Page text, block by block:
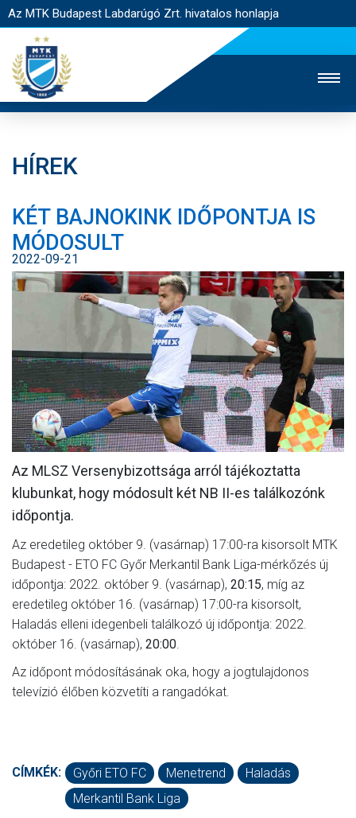
Az MTK Budapest Labdarúgó Zrt. hivatalos honlapja
JEGYÉRTÉKESÍTÉS
WEBSHOP
STADION
NYITÓLAP
HÍREK
CSAPATOK
MÉRKŐZÉSEK
KLUB
GALÉRIA
SZURKOLÓI ÉLMÉNYEK
HÍREK
KÉT BAJNOKINK IDŐPONTJA IS
MÓDOSULT
2022-09-21
Az MLSZ Versenybizottsága arról tájékoztatta
klubunkat, hogy módosult két NB II-es találkozónk
időpontja.
Az eredetileg október 9. (vasárnap) 17:00-ra kisorsolt MTK
Budapest - ETO FC Győr Merkantil Bank Liga-mérkőzés új
időpontja: 2022. október 9. (vasárnap), 20:15, míg az
eredetileg október 16. (vasárnap) 17:00-ra kisorsolt,
Haladás elleni idegenbeli találkozó új időpontja: 2022.
október 16. (vasárnap), 20:00.
Az időpont módosításának oka, hogy a jogtulajdonos
televízió élőben közvetíti a rangadókat.
CÍMKÉK: Győri ETO FC Menetrend
Haladás
Merkantil Bank Liga